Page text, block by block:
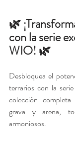
🌿
con la serie
WIO! 🌿
Desbloquea el
terrarios con la
colección
grava y arena,
armoniosos.